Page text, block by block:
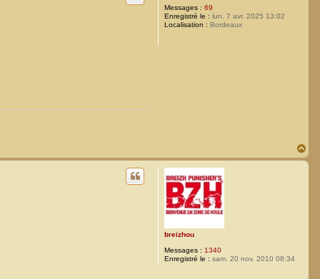
Messages : 69
Enregistré le : lun. 7 avr. 2025 13:02
Localisation : Bordeaux
a
u
breizhou
Messages : 1340
Enregistré le : sam. 20 nov. 2010 08:34